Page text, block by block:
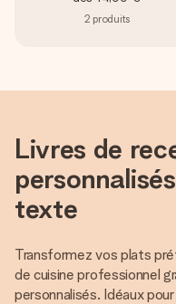
2 produits
Livres de
texte
Transformez vos plats
de cuisine professionnel
personnalisés. Idéaux